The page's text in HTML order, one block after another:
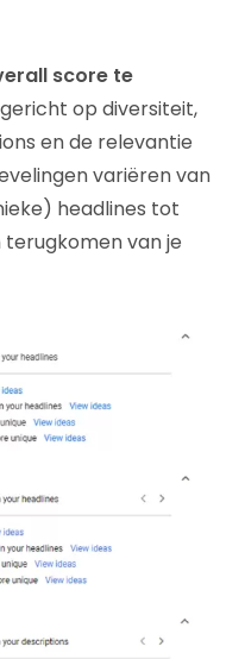
score te
op diversiteit,
en de relevantie
variëren van
headlines tot
van je